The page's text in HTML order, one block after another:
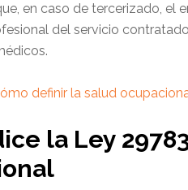
en caso de tercerizado,
del servicio
definir la salud
la Ley